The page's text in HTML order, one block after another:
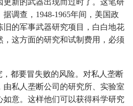
调查，1948-1965年间，美国政
旧的军事武器研究项目，白白地花
，这方面的研究和试制费用，必须
都要冒失败的风险。对私人垄断
由私人垄断公司的研究所、实验室
如意。这样他们可以获得科学研究